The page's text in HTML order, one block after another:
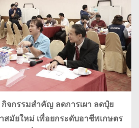
จกรรมสำคัญ ลดการเผา ลดปุ๋ย
สมัยใหม่ เพื่อยกระดับอาชีพเกษตร